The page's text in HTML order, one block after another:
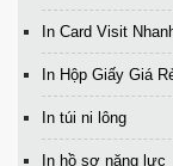
In Card Visit
In Hộp Giấy Giá
In túi ni lông
In hồ sơ năng lực